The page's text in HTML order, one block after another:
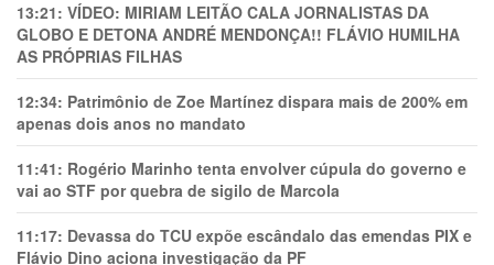
13:21: VÍDEO: MIRIAM LEITÃO CALA JORNALISTAS DA
GLOBO E DETONA ANDRÉ MENDONÇA!! FLÁVIO HUMILHA
AS PRÓPRIAS FILHAS
12:34: Patrimônio de Zoe Martínez dispara mais de 200% em
apenas dois anos no mandato
11:41: Rogério Marinho tenta envolver cúpula do governo e
vai ao STF por quebra de sigilo de Marcola
11:17: Devassa do TCU expõe escândalo das emendas PIX e
Flávio Dino aciona investigação da PF